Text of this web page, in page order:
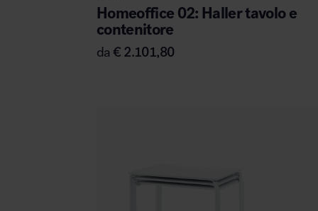
Homeoffice 02: Haller tavolo e
contenitore
da€ 2.101,80